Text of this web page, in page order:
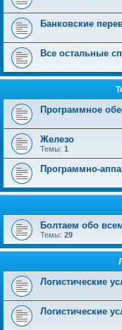
Банковские
Все остальные
Программное
Железо
Темы: 1
Программно-
Болтаем обо
Темы: 29
Логистические
Логистические